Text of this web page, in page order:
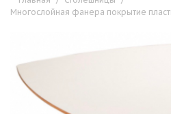
Многослойная фанера покрытие